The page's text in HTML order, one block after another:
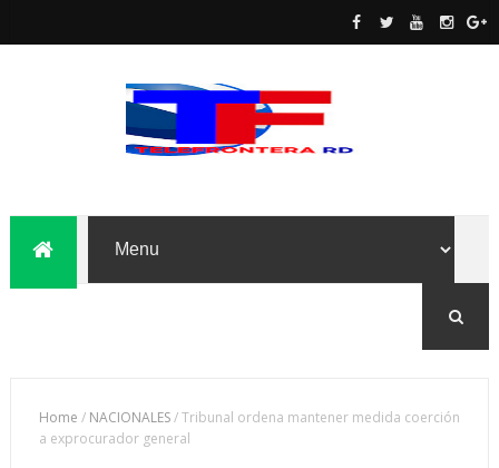
Home / NACIONALES/Tribunal ordena mantener medida coerción
a exprocurador general